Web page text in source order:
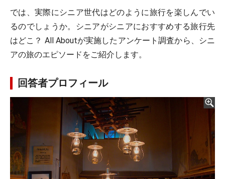
では、実際にシニア世代はどのように旅行を楽しんでい
るのでしょうか。シニアがシニアにおすすめする旅行先
はどこ？ All Aboutが実施したアンケート調査から、シニ
アの旅のエピソードをご紹介します。
回答者プロフィール